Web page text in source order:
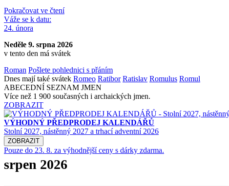
Pokračovat ve čtení
Váže se k datu:
24. února
Neděle 9. srpna 2026
v tento den má svátek
Roman Pošlete pohlednici s přáním
Dnes mají také svátek Romeo Ratibor Ratislav Romulus Romul
ABECEDNÍ SEZNAM JMEN
Více než 1 900 současných i archaických jmen.
ZOBRAZIT
VÝHODNÝ PŘEDPRODEJ KALENDÁŘŮ
Stolní 2027, nástěnný 2027 a trhací adventní 2026
ZOBRAZIT
Pouze do 23. 8. za výhodnější ceny s dárky zdarma.
srpen 2026